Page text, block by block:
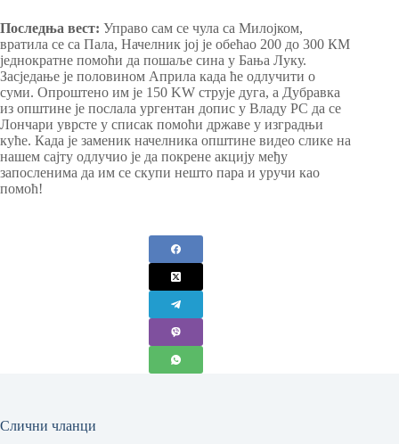
Последња вест: Управо сам се чула са Милојком,
вратила се са Пала, Начелник јој је обећао 200 до 300 КМ
једнократне помоћи да пошаље сина у Бања Луку.
Засједање је половином Априла када ће одлучити о
суми. Опроштено им је 150 KW струје дуга, а Дубравка
из општине је послала ургентан допис у Владу РС да се
Лончари уврсте у списак помоћи државе у изградњи
куће. Када је заменик начелника општине видео слике на
нашем сајту одлучио је да покрене акцију међу
запосленима да им се скупи нешто пара и уручи као
помоћ!
Слични чланци